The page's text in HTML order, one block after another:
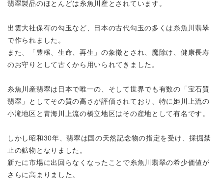
翡翠製品のほとんどは糸魚川産とされています。
出雲大社保有の勾玉など、日本の古代勾玉の多くは糸魚川翡翠
で作られました。
また、「豊穣、生命、再生」の象徴とされ、魔除け、健康長寿
のお守りとして古くから用いられてきました。
糸魚川産翡翠は日本で唯一の、そして世界でも有数の「宝石質
翡翠」としてその質の高さが評価されており、特に姫川上流の
小滝地区と青海川上流の橋立地区はその産地として有名です。
しかし昭和30年、翡翠は国の天然記念物の指定を受け、採掘禁
止の鉱物となりました。
新たに市場に出回らなくなったことで糸魚川翡翠の希少価値が
さらに高まりました。